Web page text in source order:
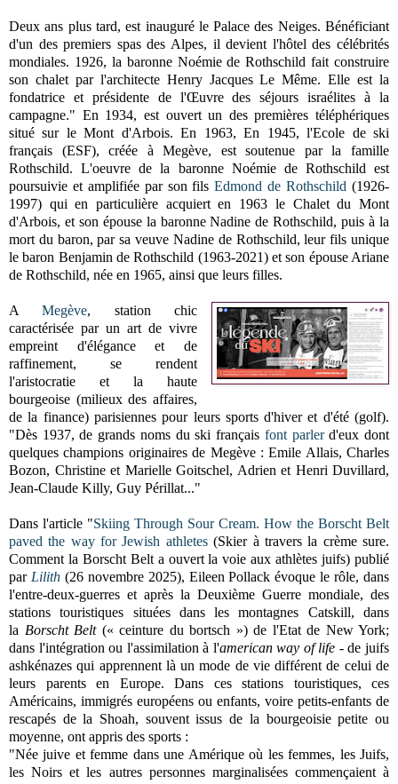
Deux ans plus tard, est inauguré le Palace des Neiges. Bénéficiant
d'un des premiers spas des Alpes, il devient l'hôtel des célébrités
mondiales. 1926, la baronne Noémie de Rothschild fait construire
son chalet par l'architecte Henry Jacques Le Même. Elle est la
fondatrice et présidente de l'Œuvre des séjours israélites à la
campagne." En 1934, est ouvert un des premières téléphériques
situé sur le Mont d'Arbois. En 1963, En 1945, l'Ecole de ski
français (ESF), créée à Megève, est soutenue par la famille
Rothschild. L'oeuvre de la baronne Noémie de Rothschild est
poursuivie et amplifiée par son filsEdmond de Rothschild (1926-
1997) qui en particulière acquiert en 1963 le Chalet du Mont
d'Arbois, et son épouse la baronne Nadine de Rothschild, puis à la
mort du baron, par sa veuve Nadine de Rothschild, leur fils unique
le baron Benjamin de Rothschild (1963-2021) et son épouse Ariane
de Rothschild, née en 1965, ainsi que leurs filles.
AMegève, station chic
caractérisée par un art de vivre
empreint d'élégance et de
raffinement, se rendent
l'aristocratie et la haute
bourgeoise (milieux des affaires,
de la finance) parisiennes pour leurs sports d'hiver et d'été (golf).
"Dès 1937, de grands noms du ski français font parlerd'eux dont
quelques champions originaires de Megève : Emile Allais, Charles
Bozon, Christine et Marielle Goitschel, Adrien et Henri Duvillard,
Jean-Claude Killy, Guy Périllat..."
Dans l'article "Skiing Through Sour Cream. How the Borscht Belt
paved the way for Jewish athletes(Skier à travers la crème sure.
Comment la Borscht Belt a ouvert la voie aux athlètes juifs) publié
par Lilith (26 novembre 2025), Eileen Pollack évoque le rôle, dans
l'entre-deux-guerres et après la Deuxième Guerre mondiale, des
stations touristiques situées dans les montagnes Catskill, dans
la Borscht Belt(« ceinture du bortsch ») de l'Etat de New York;
dans l'intégration ou l'assimilation à l'american way of life - de juifs
ashkénazes qui apprennent là un mode de vie différent de celui de
leurs parents en Europe. Dans ces stations touristiques, ces
Américains, immigrés européens ou enfants, voire petits-enfants de
rescapés de la Shoah, souvent issus de la bourgeoisie petite ou
moyenne, ont appris des sports :
"Née juive et femme dans une Amérique où les femmes, les Juifs,
les Noirs et les autres personnes marginalisées commençaient à